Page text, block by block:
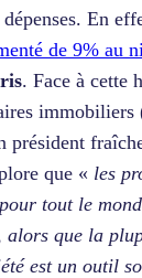
En
de 9% au
. Face à cette
président
que « les
tout le
alors que la
est un outil